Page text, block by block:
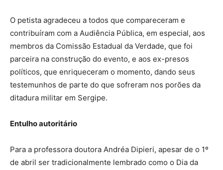
O petista agradeceu a todos que compareceram e
contribuíram com a Audiência Pública, em especial, aos
membros da Comissão Estadual da Verdade, que foi
parceira na construção do evento, e aos ex-presos
políticos, que enriqueceram o momento, dando seus
testemunhos de parte do que sofreram nos porões da
ditadura militar em Sergipe.
Entulho autoritário
Para a professora doutora Andréa Dipieri, apesar de o 1º
de abril ser tradicionalmente lembrado como o Dia da